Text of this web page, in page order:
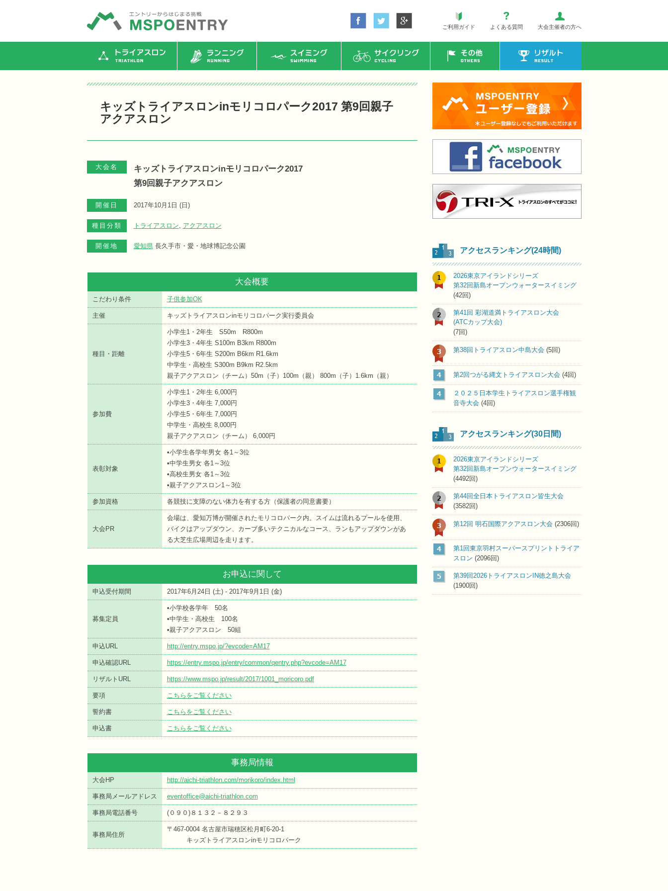
ご利用ガイド よくある質問 大会主催者の方へ
トライアスロン ランニング スイミング サイクリング その他 リザルト
キッズトライアスロンinモリコロパーク2017 第9回親子
アクアスロン
大会名
キッズトライアスロンinモリコロパーク2017
第9回親子アクアスロン
開催日 2017年10月1日 (日 )
種目分類 トライアスロン, アクアスロン
開催地 愛知県長久手市・愛・地球博記念公園
大会概要
こだわり条件 子供参加OK
主催 キッズトライアスロンinモリコロパーク実行委員会
種目・距離
小学生1・2年生 S50m R800m
小学生3・4年生 S100m B3km R800m
小学生5・6年生 S200m B6km R1.6km
中学生・高校生 S300m B9km R2.5km
親子アクアスロン（チーム）50m（子）100m（親） 800m（子）1.6km（親）
参加費
小学生1・2年生 6,000円
小学生3・4年生 7,000円
小学生5・6年生 7,000円
中学生・高校生 8,000円
親子アクアスロン（チーム） 6,000円
表彰対象
•小学生各学年男女 各1～3位
•中学生男女 各1～3位
•高校生男女 各1～3位
•親子アクアスロン1～3位
参加資格 各競技に支障のない体力を有する方（保護者の同意書要）
大会PR
会場は、愛知万博が開催されたモリコロパーク内。スイムは流れるプールを使用、
バイクはアップダウン、カーブ多いテクニカルなコース、ランもアップダウンがあ
る大芝生広場周辺を走ります。
お申込に関して
申込受付期間 2017年6月24日 (土) - 2017年9月1日 (金)
募集定員
•小学校各学年 50名
•中学生・高校生 100名
•親子アクアスロン 50組
申込URL http://entry.mspo.jp/?evcode=AM17
申込確認URL https://entry.mspo.jp/entry/common/qentry.php?evcode=AM17
リザルトURL https://www.mspo.jp/result/2017/1001_moricoro.pdf
要項 こちらをご覧ください
誓約書 こちらをご覧ください
申込書 こちらをご覧ください
事務局情報
大会HP http://aichi-triathlon.com/morikoro/index.html
事務局メールアドレス eventoffice@aichi-triathlon.com
事務局電話番号 (０９０)８１３２－８２９３
事務局住所
〒467-0004 名古屋市瑞穂区松月町6-20-1
キッズトライアスロンinモリコロパーク
アクセスランキング(24時間)
1
2026東京アイランドシリーズ
第32回新島オープンウォータースイミング
(42回)
2
第41回 彩湖道満トライアスロン大会
(ATCカップ大会)
(7回)
3 第38回トライアスロン中島大会 (5回)
4 第2回つがる縄文トライアスロン大会 (4回)
4
２０２５日本学生トライアスロン選手権観
音寺大会 (4回)
アクセスランキング(30日間)
1
2026東京アイランドシリーズ
第32回新島オープンウォータースイミング
(4492回)
2
第44回全日本トライアスロン皆生大会
(3582回)
3 第12回 明石国際アクアスロン大会 (2306回)
4
第1回東京羽村スーパースプリントトライア
スロン (2096回)
5
第39回2026トライアスロンIN徳之島大会
(1900回)